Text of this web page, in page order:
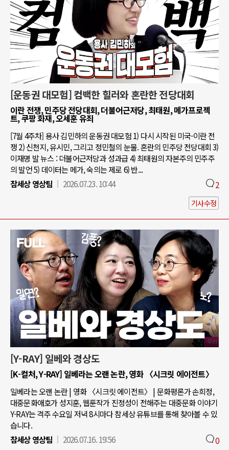
[운동권 대모험] 컴백한 힐러와 혼란한 전당대회
이란 전쟁, 민주당 전당대회, 더불어근저당, 최태원, 메가프로젝
트, 쿠팡 화재, 오세훈 유죄
[7월 4주차] 용사 김민하의 운동권 대모험 1) 다시 시작된 미국-이란 전
쟁 2) 신천지, 유시민, 그리고 정민철의 눈물. 혼란의 민주당 전당대회 3)
이재명 발 뉴스 : 더불어근저당과 성과급 4) 최태원의 자본주의 민주주
의 발언 5) 데이터는 메가, 숙의는 제로 6) 반...
참세상 영상팀
2026.07.23. 10:44 2
기사수정
[Y-RAY] 일베와 경상도
[K-컬처, Y-RAY] 일베라는 오랜 논란, 영화 〈시크릿 에이전트〉
일베라는 오랜 논란 | 영화 〈시크릿 에이전트〉 | 문화평론가 손희정,
대중문화애호가 성지훈, 웹툰작가 진정성이 전해주는 대중문화 이야기
Y-RAY는 격주 수요일 저녁 8시마다 참세상 유튜브를 통해 찾아볼 수 있
습니다.
참세상 영상팀
2026.07.16. 19:56 0